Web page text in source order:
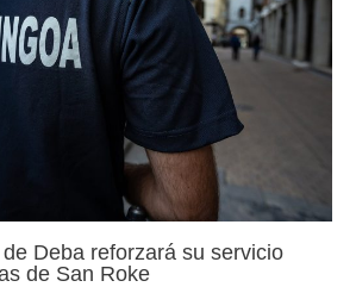
Deba reforzará su servicio
de San Roke